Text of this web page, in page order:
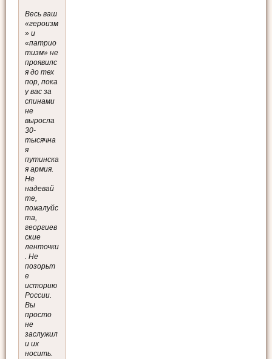
Весь ваш
«героизм
» и
«патрио
тизм» не
проявилс
я до тех
пор, пока
у вас за
спинами
не
выросла
30-
тысячна
я
путинска
я армия.
Не
надевай
те,
пожалуйс
та,
георгиев
ские
ленточки
. Не
позорьт
е
историю
России.
Вы
просто
не
заслужил
и их
носить.